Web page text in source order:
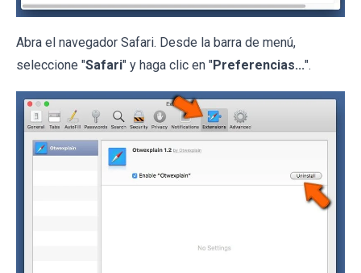
Abra el navegador Safari. Desde la barra de menú,
seleccione "Safari" y haga clic en "Preferencias...".